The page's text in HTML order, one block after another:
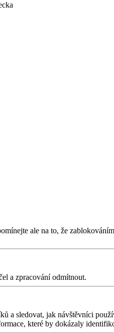
ale na to, že
a zpracování odmítnout.
a sledovat, jak návštěvníci
které by dokázaly